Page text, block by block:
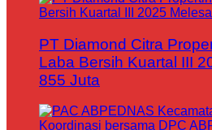
PT Diamond Citra
Laba Bersih Kuartal III
855 Juta